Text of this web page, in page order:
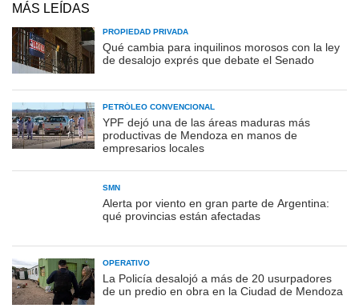
MÁS LEÍDAS
PROPIEDAD PRIVADA
Qué cambia para inquilinos morosos con la ley
de desalojo exprés que debate el Senado
PETRÓLEO CONVENCIONAL
YPF dejó una de las áreas maduras más
productivas de Mendoza en manos de
empresarios locales
SMN
Alerta por viento en gran parte de Argentina:
qué provincias están afectadas
OPERATIVO
La Policía desalojó a más de 20 usurpadores
de un predio en obra en la Ciudad de Mendoza